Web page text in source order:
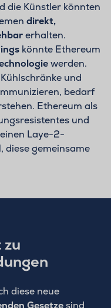
die Künstler könnten
direkt,
erhalten.
könnte Ethereum
werden.
und
bedarf
Ethereum als
und
Laye-2-
diese gemeinsame
diese neue
Gesetzesind